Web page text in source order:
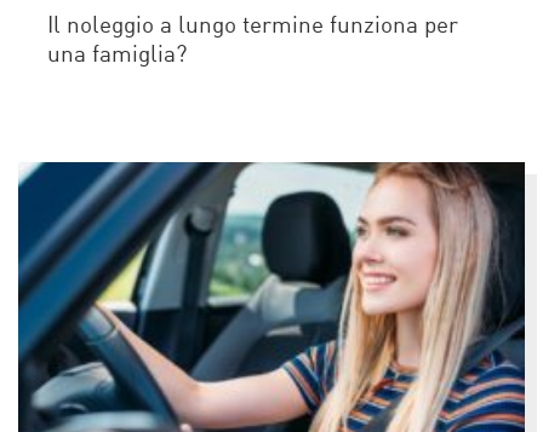
Il noleggio a lungo termine funziona per
una famiglia?